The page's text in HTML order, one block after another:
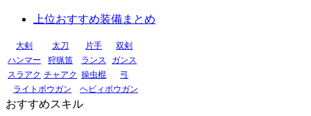
上位おすすめ装備まとめ
大剣 太刀 片手
双剣
ハンマー
狩猟笛 ランス
ガンス
スラアク チャアク 操虫棍
弓
ライトボウガン
ヘビィボウガン
おすすめスキル